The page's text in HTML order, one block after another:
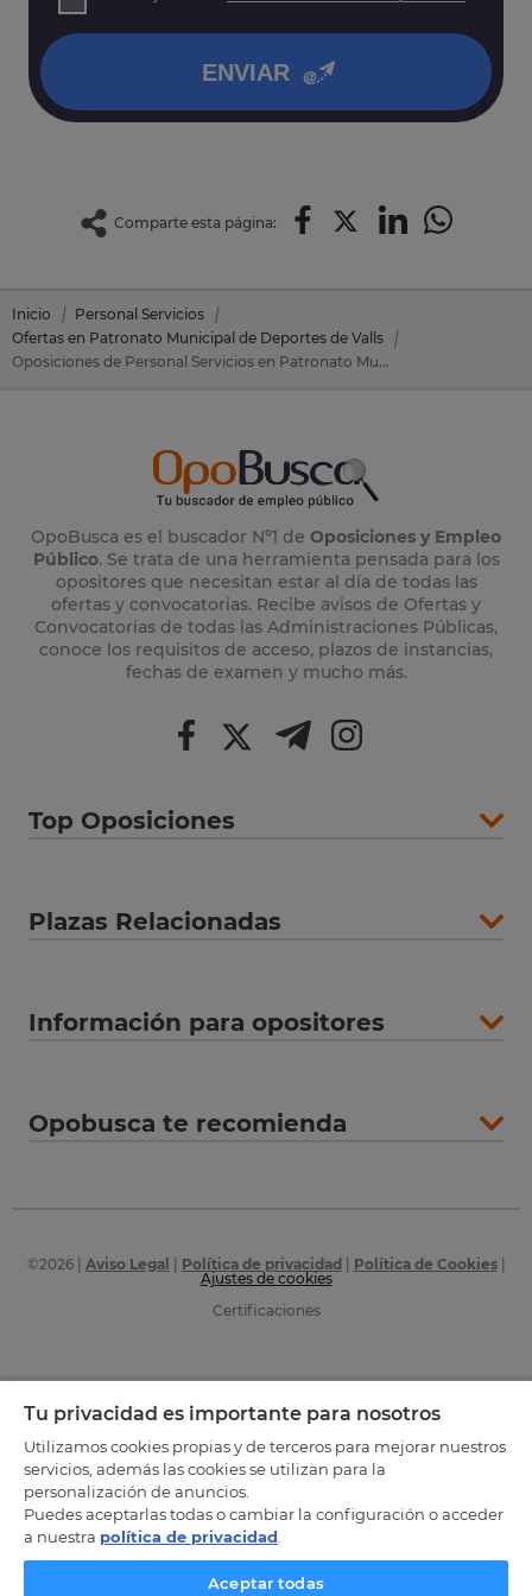
así como otros derechos tal y como se explica en nuestra
ENVIAR
Comparte esta página:
Inicio
Personal Servicios
Ofertas en Patronato Municipal de Deportes de Valls
Oposiciones de Personal Servicios en Patronato Municipal de Deportes de Valls (Tarragona)
OpoBusca es el buscador Nº1 de Oposiciones y Empleo
Público. Se trata de una herramienta pensada para los
opositores que necesitan estar al día de todas las
ofertas y convocatorias. Recibe avisos de Ofertas y
Convocatorias de todas las Administraciones Públicas,
conoce los requisitos de acceso, plazos de instancias,
fechas de examen y mucho más.
Top Oposiciones
Plazas Relacionadas
Información para opositores
Opobusca te recomienda
©2026| Aviso Legal Política de privacidad Política de Cookies|
Ajustes de cookies
Certificaciones
Tu privacidad es importante para nosotros
Utilizamos cookies propias y de terceros para mejorar nuestros
servicios, además las cookies se utilizan para la
personalización de anuncios.
Puedes aceptarlas todas o cambiar la configuración o acceder
a nuestra política de privacidad
Aceptar todas